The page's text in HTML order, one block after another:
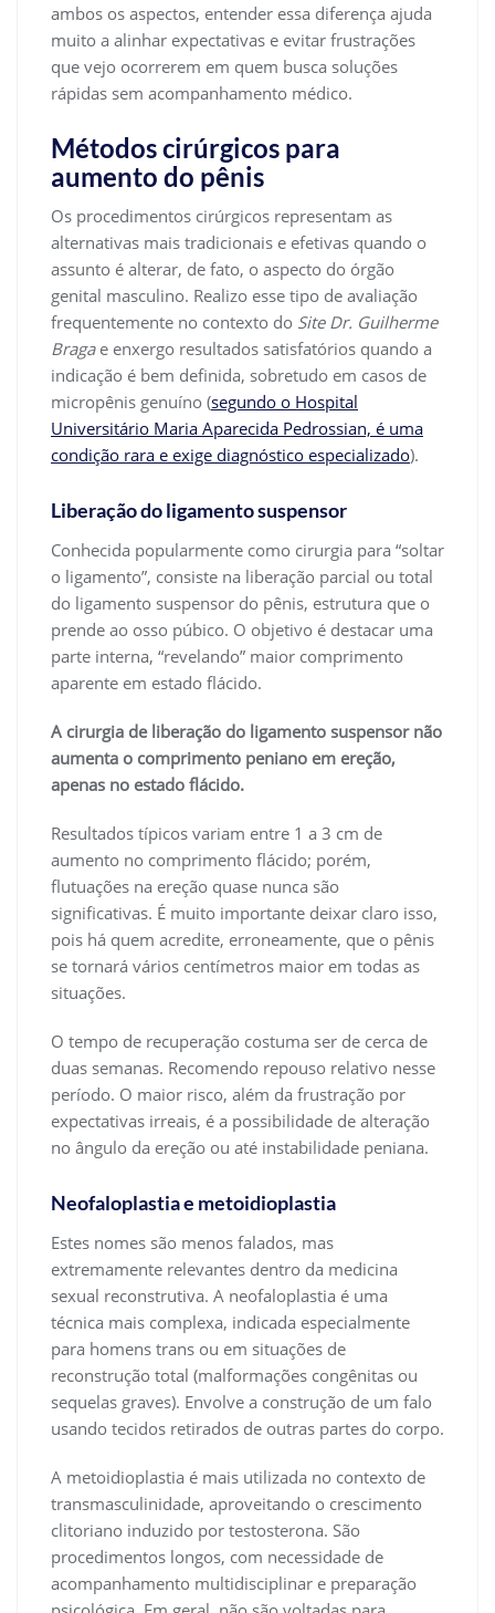
ambos os aspectos, entender essa diferença ajuda
muito a alinhar expectativas e evitar frustrações
que vejo ocorrerem em quem busca soluções
rápidas sem acompanhamento médico.
Métodos cirúrgicos para
aumento do pênis
Os procedimentos cirúrgicos representam as
alternativas mais tradicionais e efetivas quando o
assunto é alterar, de fato, o aspecto do órgão
genital masculino. Realizo esse tipo de avaliação
frequentemente no contexto do Site Dr. Guilherme
Bragae enxergo resultados satisfatórios quando a
indicação é bem definida, sobretudo em casos de
micropênis genuíno (segundo o Hospital
Universitário Maria Aparecida Pedrossian, é uma
condição rara e exige diagnóstico especializado).
Liberação do ligamento suspensor
Conhecida popularmente como cirurgia para “soltar
o ligamento”, consiste na liberação parcial ou total
do ligamento suspensor do pênis, estrutura que o
prende ao osso púbico. O objetivo é destacar uma
parte interna, “revelando” maior comprimento
aparente em estado flácido.
A cirurgia de liberação do ligamento suspensor não
aumenta o comprimento peniano em ereção,
apenas no estado flácido.
Resultados típicos variam entre 1 a 3 cm de
aumento no comprimento flácido; porém,
flutuações na ereção quase nunca são
significativas. É muito importante deixar claro isso,
pois há quem acredite, erroneamente, que o pênis
se tornará vários centímetros maior em todas as
situações.
O tempo de recuperação costuma ser de cerca de
duas semanas. Recomendo repouso relativo nesse
período. O maior risco, além da frustração por
expectativas irreais, é a possibilidade de alteração
no ângulo da ereção ou até instabilidade peniana.
Neofaloplastia e metoidioplastia
Estes nomes são menos falados, mas
extremamente relevantes dentro da medicina
sexual reconstrutiva. A neofaloplastia é uma
técnica mais complexa, indicada especialmente
para homens trans ou em situações de
reconstrução total (malformações congênitas ou
sequelas graves). Envolve a construção de um falo
usando tecidos retirados de outras partes do corpo.
A metoidioplastia é mais utilizada no contexto de
transmasculinidade, aproveitando o crescimento
clitoriano induzido por testosterona. São
procedimentos longos, com necessidade de
acompanhamento multidisciplinar e preparação